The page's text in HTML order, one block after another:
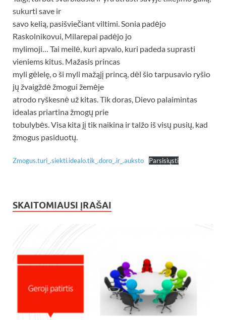
sukurti save ir
savo kelią, pasišviečiant viltimi. Sonia padėjo
Raskolnikovui, Milarepai padėjo jo
mylimoji… Tai meilė, kuri apvalo, kuri padeda suprasti
vieniems kitus. Mažasis princas
myli gėlelę, o ši myli mažąjį princą, dėl šio tarpusavio ryšio
jų žvaigždė žmogui žemėje
atrodo ryškesnė už kitas. Tik doras, Dievo palaimintas
idealas priartina žmogų prie
tobulybės. Visa kita jį tik naikina ir talžo iš visų pusių, kad
žmogus pasiduotų.
Zmogus.turi_.siekti.idealo.tik_.doro_.ir_.auksto Parsisiųsti
SKAITOMIAUSI ĮRAŠAI